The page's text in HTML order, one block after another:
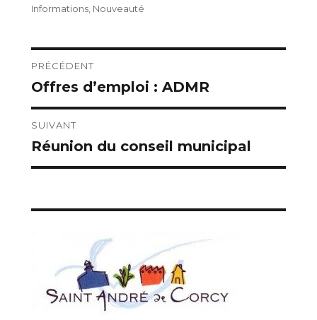
le
Informations, Nouveauté
Navigation
de
l’article
PRÉCÉDENT
Publication
précédente :
Offres d’emploi : ADMR
SUIVANT
Publication
suivante :
Réunion du conseil municipal